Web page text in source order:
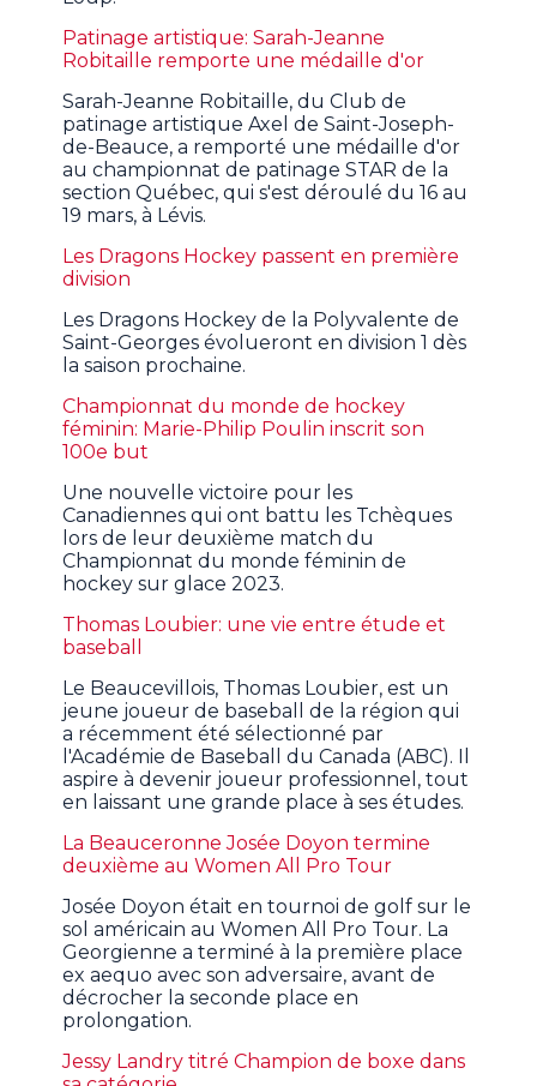
Patinage artistique: Sarah-Jeanne
Robitaille remporte une médaille d'or
Sarah-Jeanne Robitaille, du Club de
patinage artistique Axel de Saint-Joseph-
de-Beauce, a remporté une médaille d'or
au championnat de patinage STAR de la
section Québec, qui s'est déroulé du 16 au
19 mars, à Lévis.
Les Dragons Hockey passent en première
division
Les Dragons Hockey de la Polyvalente de
Saint-Georges évolueront en division 1 dès
la saison prochaine.
Championnat du monde de hockey
féminin: Marie-Philip Poulin inscrit son
100e but
Une nouvelle victoire pour les
Canadiennes qui ont battu les Tchèques
lors de leur deuxième match du
Championnat du monde féminin de
hockey sur glace 2023.
Thomas Loubier: une vie entre étude et
baseball
Le Beaucevillois, Thomas Loubier, est un
jeune joueur de baseball de la région qui
a récemment été sélectionné par
l'Académie de Baseball du Canada (ABC). Il
aspire à devenir joueur professionnel, tout
en laissant une grande place à ses études.
La Beauceronne Josée Doyon termine
deuxième au Women All Pro Tour
Josée Doyon était en tournoi de golf sur le
sol américain au Women All Pro Tour. La
Georgienne a terminé à la première place
ex aequo avec son adversaire, avant de
décrocher la seconde place en
prolongation.
Jessy Landry titré Champion de boxe dans